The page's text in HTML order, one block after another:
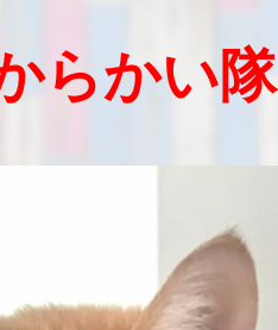
らかい隊